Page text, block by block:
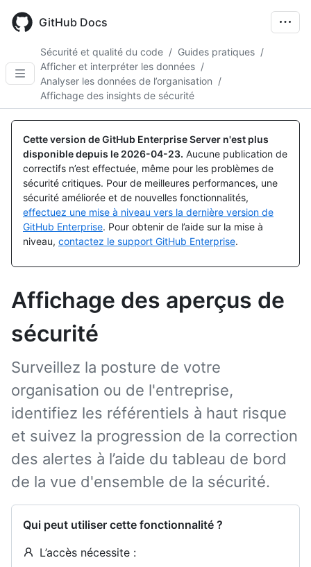
main
GitHub Docs
Sécurité et qualité du code / Guides pratiques /
Afficher et interpréter les données /
Analyser les données de l’organisation /
Affichage des insights de sécurité
Cette version de GitHub Enterprise Server n'est plus
disponible depuis le 2026-04-23. Aucune publication de
correctifs n’est effectuée, même pour les problèmes de
sécurité critiques. Pour de meilleures performances, une
sécurité améliorée et de nouvelles fonctionnalités,
effectuez une mise à niveau vers la dernière version de
GitHub Enterprise. Pour obtenir de l’aide sur la mise à
niveau, contactez le support GitHub Enterprise.
Affichage des aperçus de
sécurité
Surveillez la posture de votre
organisation ou de l'entreprise,
identifiez les référentiels à haut risque
et suivez la progression de la correction
des alertes à l’aide du tableau de bord
de la vue d'ensemble de la sécurité.
Qui peut utiliser cette fonctionnalité ?
L’accès nécessite :